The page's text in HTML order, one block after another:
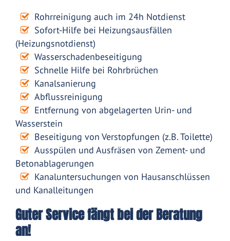
Rohrreinigung auch im 24h Notdienst
Sofort-Hilfe bei Heizungsausfällen
(Heizungsnotdienst)
Wasserschadenbeseitigung
Schnelle Hilfe bei Rohrbrüchen
Kanalsanierung
Abflussreinigung
Entfernung von abgelagerten Urin- und
Wasserstein
Beseitigung von Verstopfungen (z.B. Toilette)
Ausspülen und Ausfräsen von Zement- und
Betonablagerungen
Kanaluntersuchungen von Hausanschlüssen
und Kanalleitungen
Guter Service fängt bei der Beratung
an!